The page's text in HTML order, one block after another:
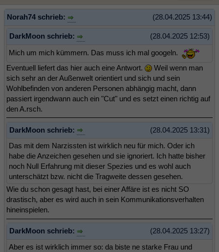
(28.04.2025 13:44)
Norah74 schrieb:
(28.04.2025 12:53)
DarkMoon schrieb:
Mich um mich kümmern. Das muss ich mal googeln.
Eventuell liefert das hier auch eine Antwort.
Weil wenn man
sich sehr an der Außenwelt orientiert und sich und sein
Wohlbefinden von anderen Personen abhängig macht, dann
passiert irgendwann auch ein "Cut" und es setzt einen richtig auf
den A.rsch.
(28.04.2025 13:31)
DarkMoon schrieb:
Das mit dem Narzissten ist wirklich neu für mich. Oder ich
habe die Anzeichen gesehen und sie ignoriert. Ich hatte bisher
noch Null Erfahrung mit dieser Spezies und es wohl auch
unterschätzt bzw. nicht die Tragweite dessen gesehen.
Wie du schon gesagt hast, bei einer Affäre ist es nicht SO
drastisch, aber es wird auch in sein Kommunikationsverhalten
hineinspielen.
(28.04.2025 13:27)
DarkMoon schrieb:
Aber es ist wirklich immer so: da biste ne starke Frau und